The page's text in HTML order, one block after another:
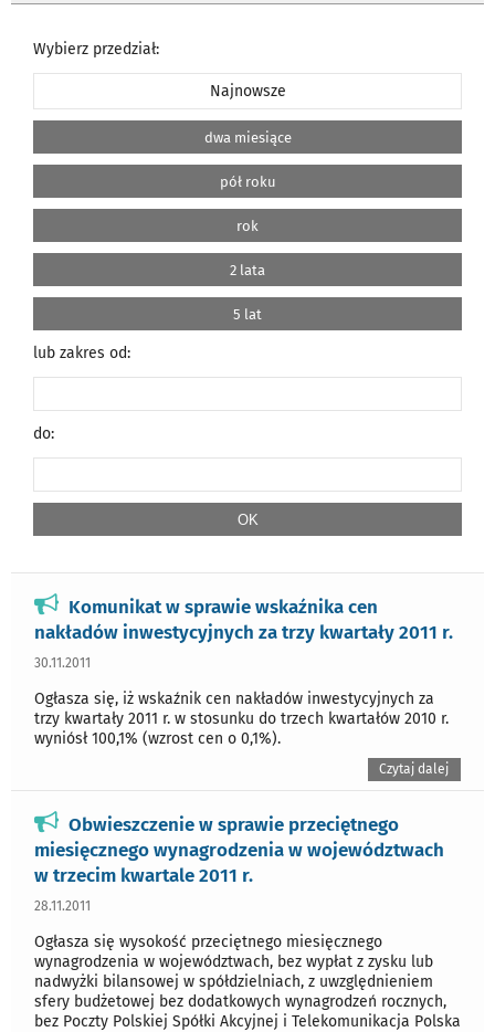
Wybierz przedział:
Najnowsze
dwa miesiące
pół roku
rok
2 lata
5 lat
lub zakres od:
do:
Komunikat w sprawie wskaźnika cen
nakładów inwestycyjnych za trzy kwartały 2011 r.
30.11.2011
Ogłasza się, iż wskaźnik cen nakładów inwestycyjnych za
trzy kwartały 2011 r. w stosunku do trzech kwartałów 2010 r.
wyniósł 100,1% (wzrost cen o 0,1%).
Czytaj dalej
Obwieszczenie w sprawie przeciętnego
miesięcznego wynagrodzenia w województwach
w trzecim kwartale 2011 r.
28.11.2011
Ogłasza się wysokość przeciętnego miesięcznego
wynagrodzenia w województwach, bez wypłat z zysku lub
nadwyżki bilansowej w spółdzielniach, z uwzględnieniem
sfery budżetowej bez dodatkowych wynagrodzeń rocznych,
bez Poczty Polskiej Spółki Akcyjnej i Telekomunikacja Polska